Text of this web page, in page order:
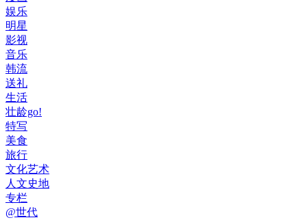
娱乐
明星
影视
音乐
韩流
送礼
生活
壮龄go!
特写
美食
旅行
文化艺术
人文史地
专栏
@世代